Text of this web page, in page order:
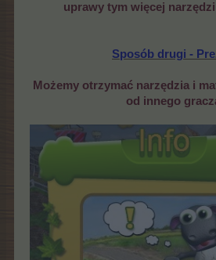
uprawy tym więcej narzędzi
Sposób drugi -
Możemy otrzymać narzędzia i
od innego